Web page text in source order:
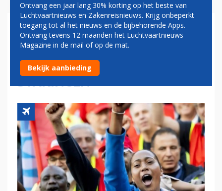
KLM-TOPVROUW ROEPT
PERSONEEL OP OM EINDE TE
MAKEN AAN KOSTBARE
STAKINGEN
Ontvang een jaar lang 30% korting op het beste van
Luchtvaartnieuws en Zakenreisnieuws. Krijg onbeperkt
toegang tot al het nieuws en de bijbehorende Apps.
Ontvang tevens 12 maanden het Luchtvaartnieuws
Magazine in de mail of op de mat.
Bekijk aanbieding